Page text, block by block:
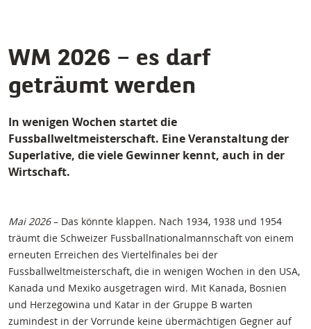
WM 2026 – es darf
geträumt werden
In wenigen Wochen startet die
Fussballweltmeisterschaft. Eine Veranstaltung der
Superlative, die viele Gewinner kennt, auch in der
Wirtschaft.
Mai 2026– Das könnte klappen. Nach 1934, 1938 und 1954
träumt die Schweizer Fussballnationalmannschaft von einem
erneuten Erreichen des Viertelfinales bei der
Fussballweltmeisterschaft, die in wenigen Wochen in den USA,
Kanada und Mexiko ausgetragen wird. Mit Kanada, Bosnien
und Herzegowina und Katar in der Gruppe B warten
zumindest in der Vorrunde keine übermächtigen Gegner auf